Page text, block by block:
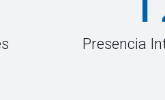
Presencia